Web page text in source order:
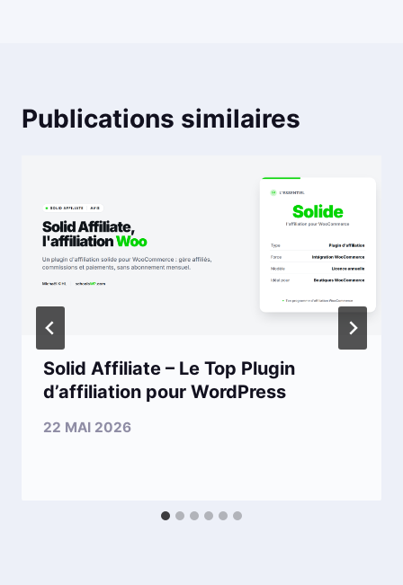
Publications similaires
Solid Affiliate – Le Top Plugin
d’affiliation pour WordPress
22 MAI 2026